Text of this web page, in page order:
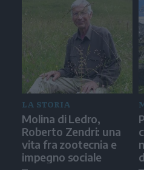
LA STORIA
Molina di Ledro,
Roberto Zendri: una
vita fra zootecnia e
impegno sociale